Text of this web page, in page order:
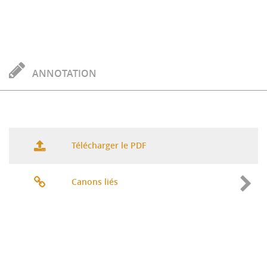
ANNOTATION
Télécharger le PDF
Canons liés